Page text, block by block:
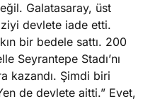
Galatasaray, üst
devlete iade etti.
bir bedele sattı. 200
Seyrantepe Stadı’nı
kazandı. Şimdi biri
de devlete aitti.” Evet,